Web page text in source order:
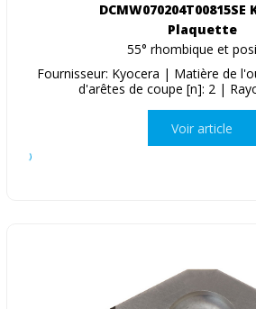
DCMW070204T00815SE
Plaquette
55° rhombique et
Fournisseur: Kyocera | Matière de
d'arêtes de coupe [n]: 2 |
Voir article